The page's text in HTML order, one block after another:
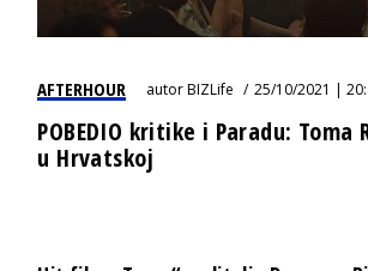
AFTERHOUR autorBIZLife 25/10/2021 |
POBEDIO kritike i Paradu: Toma
u Hrvatskoj